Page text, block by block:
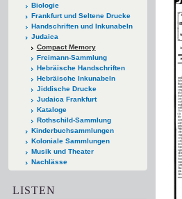
Biologie
Frankfurt und Seltene Drucke
Handschriften und Inkunabeln
Judaica
Compact Memory
Freimann-Sammlung
Hebräische Handschriften
Hebräische Inkunabeln
Jiddische Drucke
Judaica Frankfurt
Kataloge
Rothschild-Sammlung
Kinderbuchsammlungen
Koloniale Sammlungen
Musik und Theater
Nachlässe
LISTEN